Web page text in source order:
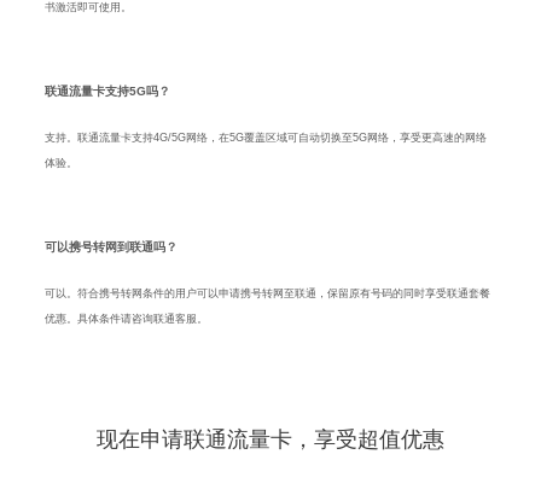
书激活即可使用。
联通流量卡支持5G吗？
支持。联通流量卡支持4G/5G网络，在5G覆盖区域可自动切换至5G网络，享受更高速的网络
体验。
可以携号转网到联通吗？
可以。符合携号转网条件的用户可以申请携号转网至联通，保留原有号码的同时享受联通套餐
优惠。具体条件请咨询联通客服。
现在申请联通流量卡，享受超值优惠